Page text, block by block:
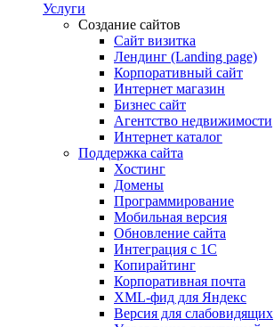
Услуги
Создание сайтов
Сайт визитка
Лендинг (Landing page)
Корпоративный сайт
Интернет магазин
Бизнес сайт
Агентство недвижимости
Интернет каталог
Поддержка сайта
Хостинг
Домены
Программирование
Мобильная версия
Обновление сайта
Интеграция с 1С
Копирайтинг
Корпоративная почта
XML-фид для Яндекс
Версия для слабовидящих